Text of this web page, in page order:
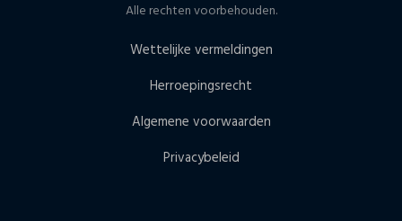
Alle rechten voorbehouden.
Wettelijke vermeldingen
Herroepingsrecht
Algemene voorwaarden
Privacybeleid